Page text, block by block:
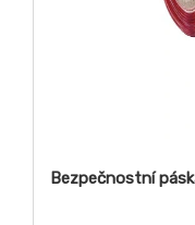
Bezpečnostní